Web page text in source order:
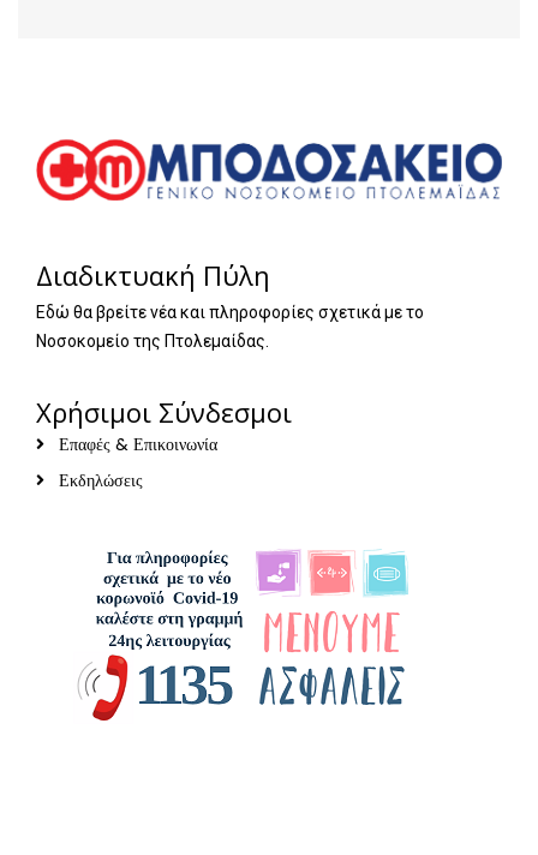
Διαδικτυακή Πύλη
Εδώ θα βρείτε νέα και πληροφορίες σχετικά με το
Νοσοκομείο της Πτολεμαίδας.
Χρήσιμοι Σύνδεσμοι
Επαφές & Επικοινωνία
Εκδηλώσεις